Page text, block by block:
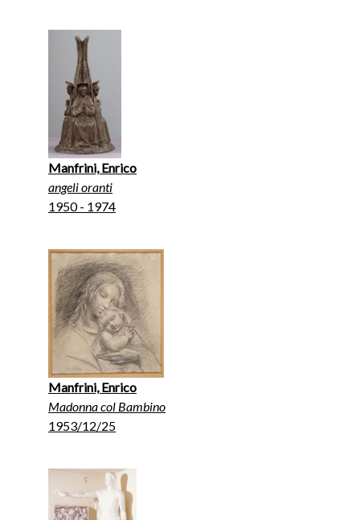
Manfrini, Enrico
angeli oranti
1950 - 1974
Manfrini, Enrico
Madonna col Bambino
1953/12/25